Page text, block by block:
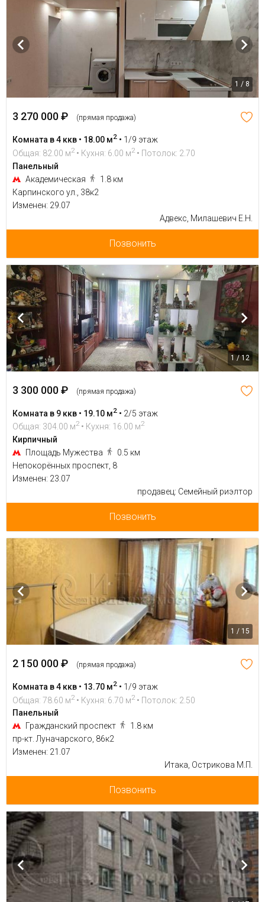
1 / 8
3 270 000 ₽ (прямая продажа)
Комната в 4 ккв • 18.00 м2 • 1/9 этаж
Общая: 82.00 м2 • Кухня: 6.00 м2 • Потолок: 2.70
Панельный
Академическая
1.8 км
Карпинского ул., 38к2
Изменен: 29.07
Адвекс, Милашевич Е.Н.
Позвонить
1 / 12
3 300 000 ₽ (прямая продажа)
Комната в 9 ккв • 19.10 м2 • 2/5 этаж
Общая: 304.00 м2 • Кухня: 16.00 м2
Кирпичный
Площадь Мужества
0.5 км
Непокорённых проспект, 8
Изменен: 23.07
продавец: Семейный риэлтор
Позвонить
1 / 15
2 150 000 ₽ (прямая продажа)
Комната в 4 ккв • 13.70 м2 • 1/9 этаж
Общая: 78.60 м2 • Кухня: 6.70 м2 • Потолок: 2.50
Панельный
Гражданский проспект
1.8 км
пр-кт. Луначарского, 86к2
Изменен: 21.07
Итака, Острикова М.П.
Позвонить